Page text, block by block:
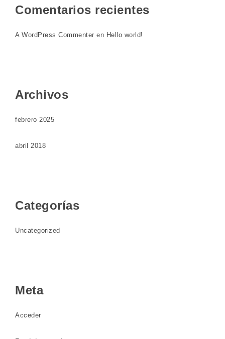
Comentarios recientes
A WordPress Commenter en Hello world!
Archivos
febrero 2025
abril 2018
Categorías
Uncategorized
Meta
Acceder